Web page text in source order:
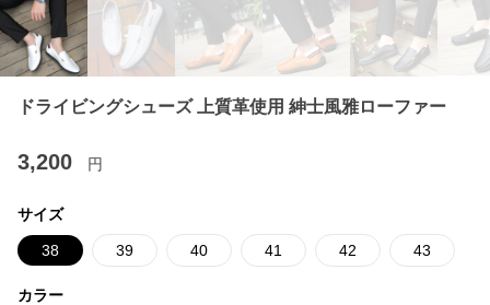
ドライビングシューズ 上質革使用 紳士風雅ローファー
3,200 円
サイズ
38 39 40 41 42 43
カラー